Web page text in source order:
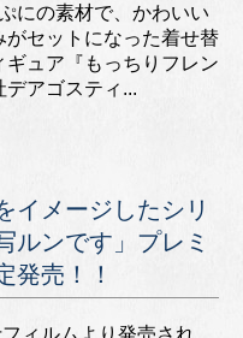
にの素材で、かわいい
がセットになった着せ替
ギュア『もっちりフレン
デアゴスティ...
イメージしたシリ
ルンです」プレミ
発売！！
ィルムより発売され、